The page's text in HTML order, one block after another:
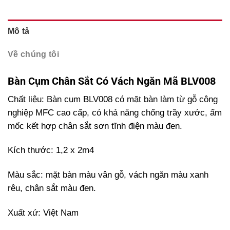
Mô tả
Về chúng tôi
Bàn Cụm Chân Sắt Có Vách Ngăn Mã BLV008
Chất liệu: Bàn cụm BLV008 có mặt bàn làm từ gỗ công
nghiệp MFC cao cấp, có khả năng chống trầy xước, ẩm
mốc kết hợp chân sắt sơn tĩnh điện màu đen.
Kích thước: 1,2 x 2m4
Màu sắc: mặt bàn màu vân gỗ, vách ngăn màu xanh
rêu, chân sắt màu đen.
Xuất xứ: Việt Nam